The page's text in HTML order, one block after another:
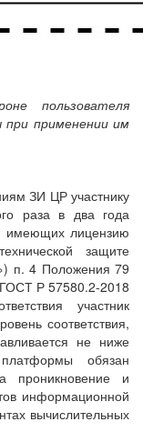
пользователя
применении им
ЗИ ЦР участнику
раза в два года
имеющих лицензию
защите
п. 4 Положения 79
ГОСТ Р 57580.2-2018
участник
соответствия,
не ниже
обязан
проникновение и
информационной
вычислительных